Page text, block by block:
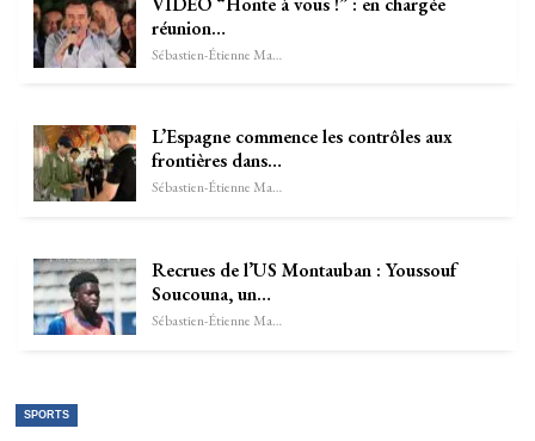
réunion…
Sébastien-Étienne Marechal
L’Espagne commence les contrôles aux
frontières dans…
Sébastien-Étienne Marechal
Recrues de l’US Montauban : Youssouf
Soucouna, un…
Sébastien-Étienne Marechal
SPORTS